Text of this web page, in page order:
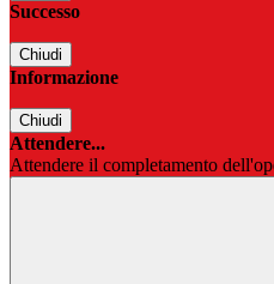
Successo
Chiudi
Informazione
Chiudi
Attendere...
Attendere il completamento